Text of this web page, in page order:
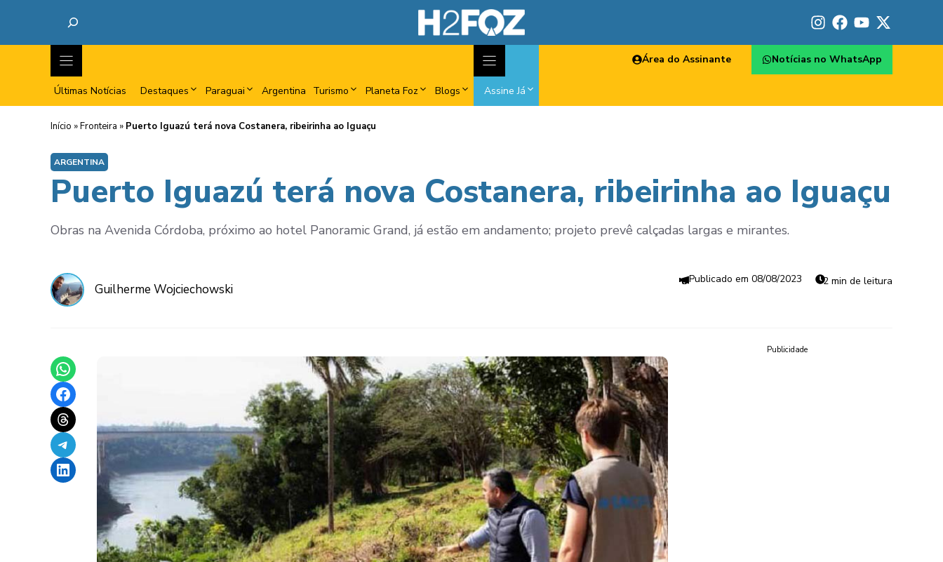
Últimas Notícias Destaques Paraguai Argentina Turismo Planeta Foz Blogs Assine Já
Área do Assinante Notícias no WhatsApp
Início »Fronteira » Puerto Iguazú terá nova Costanera, ribeirinha ao Iguaçu
ARGENTINA
Puerto Iguazú terá nova Costanera, ribeirinha ao Iguaçu
Obras na Avenida Córdoba, próximo ao hotel Panoramic Grand, já estão em andamento; projeto prevê calçadas largas e mirantes.
Guilherme Wojciechowski
08/08/2023 2 min de leitura
Share on WhatsApp
Share on Facebook
Share on Threads
Share on Telegram
Share on LinkedIn
Publicidade